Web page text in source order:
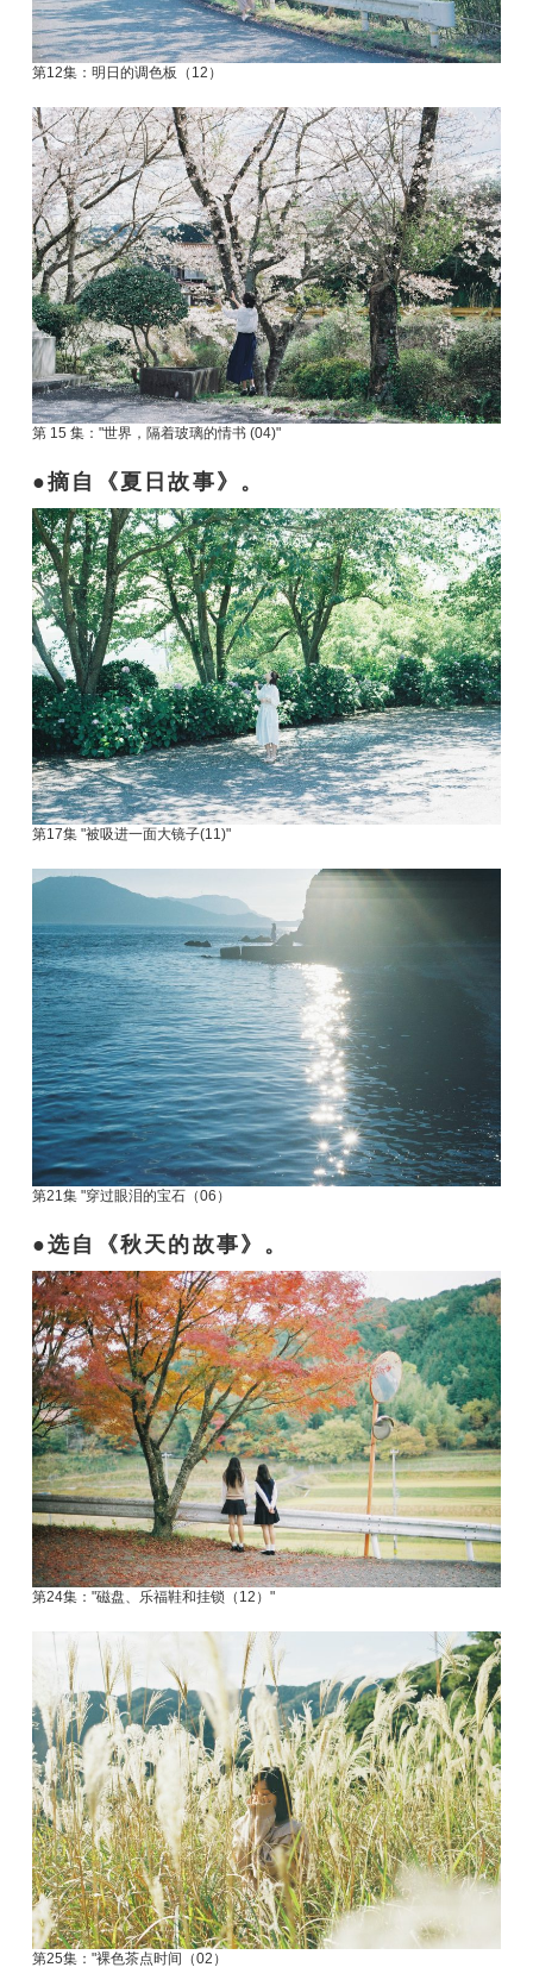
第12集：明日的调色板（12）
第 15 集："世界，隔着玻璃的情书 (04)"
摘自《夏日故事》。
第17集 "被吸进一面大镜子(11)"
第21集 "穿过眼泪的宝石（06）
选自《秋天的故事》。
第24集："磁盘、乐福鞋和挂锁（12）"
第25集："裸色茶点时间（02）